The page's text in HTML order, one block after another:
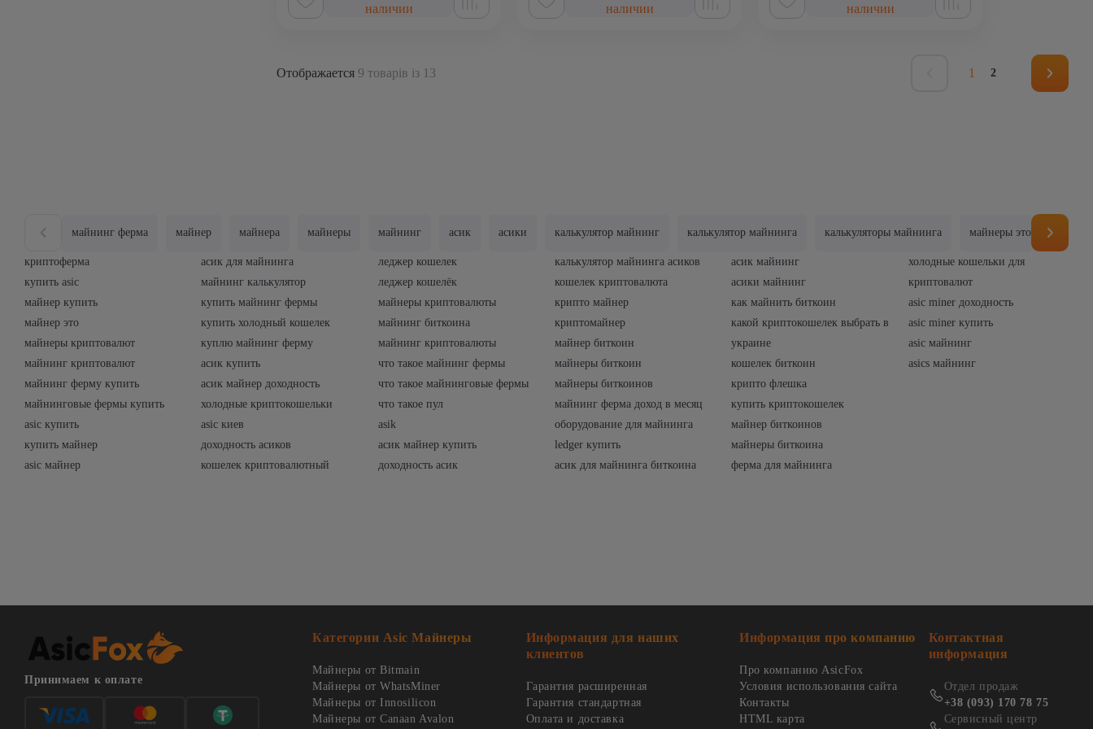
наличии наличии наличии
Отображается 9 товарів із 13 1 2
майнинг ферма майнер майнера майнеры майнинг асик асики калькулятор майнинг калькулятор майнинга калькуляторы майнинга майнеры это
криптоферма
купить asic
майнер купить
майнер это
майнеры криптовалют
майнинг криптовалют
майнинг ферму купить
майнинговые фермы купить
asic купить
купить майнер
asic майнер
асик для майнинга
майнинг калькулятор
купить майнинг фермы
купить холодный кошелек
куплю майнинг ферму
асик купить
асик майнер доходность
холодные криптокошельки
asic киев
доходность асиков
кошелек криптовалютный
леджер кошелек
леджер кошелёк
майнеры криптовалюты
майнинг биткоина
майнинг криптовалюты
что такое майнинг фермы
что такое майнинговые фермы
что такое пул
asik
асик майнер купить
доходность асик
калькулятор майнинга асиков
кошелек криптовалюта
крипто майнер
криптомайнер
майнер биткоин
майнеры биткоин
майнеры биткоинов
майнинг ферма доход в месяц
оборудование для майнинга
ledger купить
асик для майнинга биткоина
асик майнинг
асики майнинг
как майнить биткоин
какой криптокошелек выбрать в
украине
кошелек биткоин
крипто флешка
купить криптокошелек
майнер биткоинов
майнеры биткоина
ферма для майнинга
холодные кошельки для
криптовалют
asic miner доходность
asic miner купить
asic майнинг
asics майнинг
Принимаем к оплате
Категории Asic Майнеры
Майнеры от Bitmain
Майнеры от WhatsMiner
Майнеры от Innosilicon
Майнеры от Canaan Avalon
Информация для наших
клиентов
Гарантия расширенная
Гарантия стандартная
Оплата и доставка
Информация про компанию
Про компанию AsicFox
Условия использования сайта
Контакты
HTML карта
Контактная
информация
Отдел продаж
+38 (093) 170 78 75
Сервисный центр